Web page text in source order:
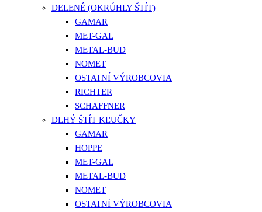
DELENÉ (OKRÚHLY ŠTÍT)
GAMAR
MET-GAL
METAL-BUD
NOMET
OSTATNÍ VÝROBCOVIA
RICHTER
SCHAFFNER
DLHÝ ŠTÍT KĽUČKY
GAMAR
HOPPE
MET-GAL
METAL-BUD
NOMET
OSTATNÍ VÝROBCOVIA